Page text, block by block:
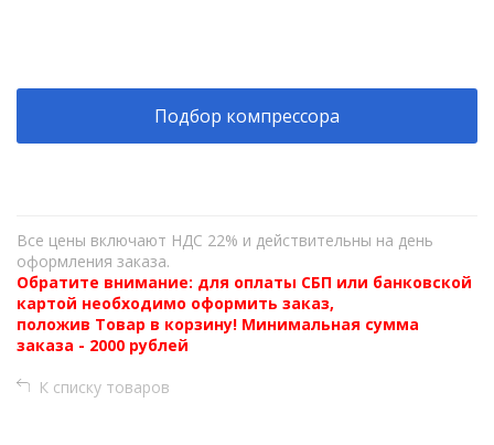
Подбор компрессора
Все цены включают НДС 22% и действительны на день
оформления заказа.
Обратите внимание: для оплаты СБП или банковской
картой необходимо оформить заказ,
положив Товар в корзину! Минимальная сумма
заказа - 2000 рублей
К списку товаров